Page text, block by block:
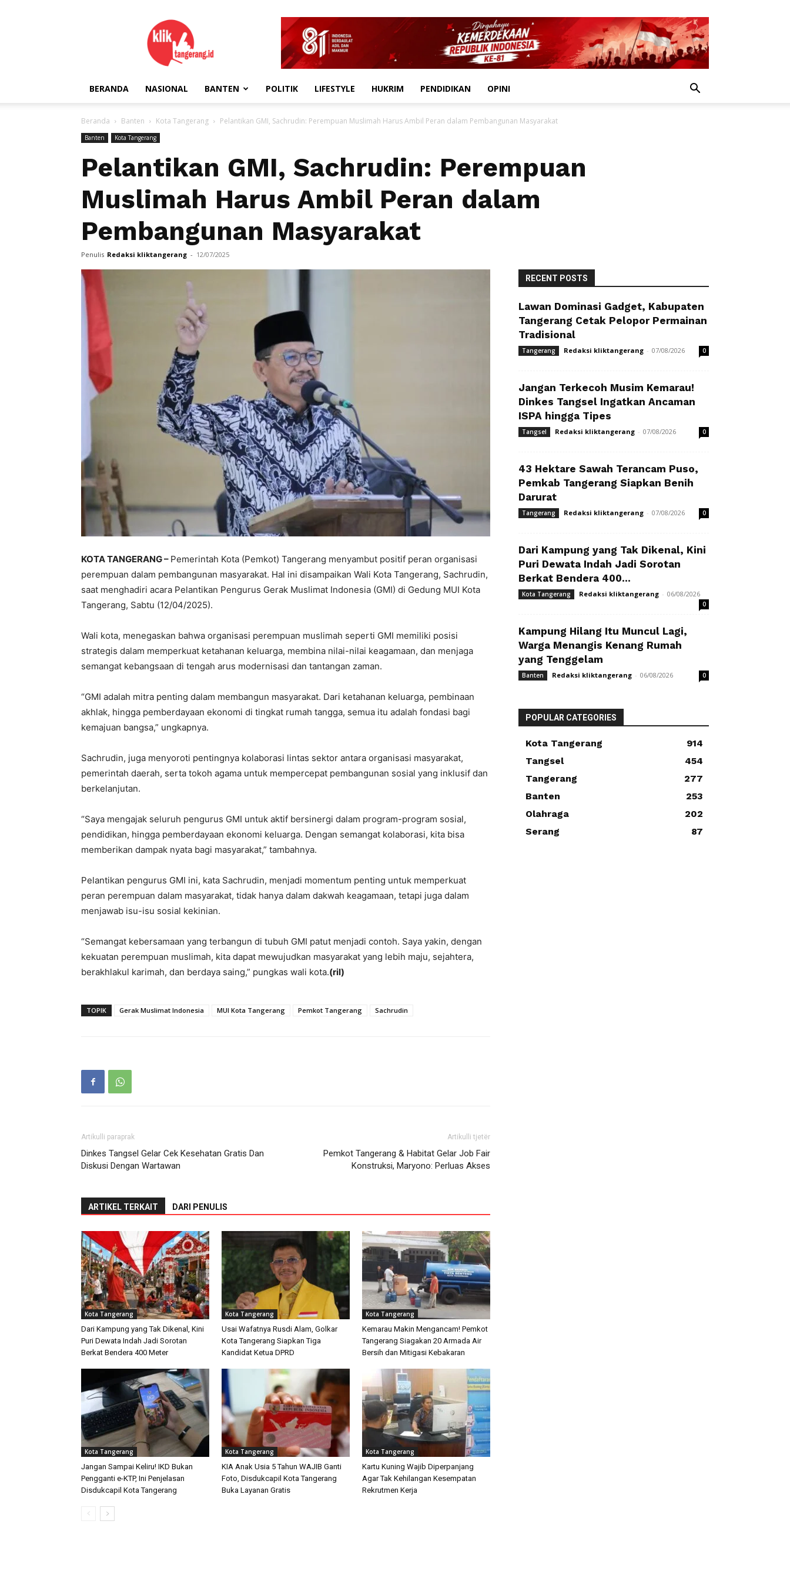
kliktangerang.id
BERANDA NASIONAL BANTEN POLITIK LIFESTYLE HUKRIM PENDIDIKAN OPINI
Beranda Banten Kota Tangerang Pelantikan GMI, Sachrudin: Perempuan Muslimah Harus Ambil Peran dalam Pembangunan Masyarakat
Banten Kota Tangerang
Pelantikan GMI, Sachrudin: Perempuan
Muslimah Harus Ambil Peran dalam
Pembangunan Masyarakat
Penulis Redaksi kliktangerang - 12/07/2025
KOTA TANGERANG – Pemerintah Kota (Pemkot) Tangerang menyambut positif peran organisasi
perempuan dalam pembangunan masyarakat. Hal ini disampaikan Wali Kota Tangerang, Sachrudin,
saat menghadiri acara Pelantikan Pengurus Gerak Muslimat Indonesia (GMI) di Gedung MUI Kota
Tangerang, Sabtu (12/04/2025).
Wali kota, menegaskan bahwa organisasi perempuan muslimah seperti GMI memiliki posisi
strategis dalam memperkuat ketahanan keluarga, membina nilai-nilai keagamaan, dan menjaga
semangat kebangsaan di tengah arus modernisasi dan tantangan zaman.
“GMI adalah mitra penting dalam membangun masyarakat. Dari ketahanan keluarga, pembinaan
akhlak, hingga pemberdayaan ekonomi di tingkat rumah tangga, semua itu adalah fondasi bagi
kemajuan bangsa,” ungkapnya.
Sachrudin, juga menyoroti pentingnya kolaborasi lintas sektor antara organisasi masyarakat,
pemerintah daerah, serta tokoh agama untuk mempercepat pembangunan sosial yang inklusif dan
berkelanjutan.
“Saya mengajak seluruh pengurus GMI untuk aktif bersinergi dalam program-program sosial,
pendidikan, hingga pemberdayaan ekonomi keluarga. Dengan semangat kolaborasi, kita bisa
memberikan dampak nyata bagi masyarakat,” tambahnya.
Pelantikan pengurus GMI ini, kata Sachrudin, menjadi momentum penting untuk memperkuat
peran perempuan dalam masyarakat, tidak hanya dalam dakwah keagamaan, tetapi juga dalam
menjawab isu-isu sosial kekinian.
“Semangat kebersamaan yang terbangun di tubuh GMI patut menjadi contoh. Saya yakin, dengan
kekuatan perempuan muslimah, kita dapat mewujudkan masyarakat yang lebih maju, sejahtera,
berakhlakul karimah, dan berdaya saing,” pungkas wali kota.(ril)
TOPIK Gerak Muslimat Indonesia MUI Kota Tangerang Pemkot Tangerang Sachrudin
Artikulli paraprak
Dinkes Tangsel Gelar Cek Kesehatan Gratis Dan
Diskusi Dengan Wartawan
Artikulli tjetër
Pemkot Tangerang & Habitat Gelar Job Fair
Konstruksi, Maryono: Perluas Akses
ARTIKEL TERKAIT DARI PENULIS
Kota Tangerang
Dari Kampung yang Tak Dikenal, Kini
Puri Dewata Indah Jadi Sorotan
Berkat Bendera 400 Meter
Kota Tangerang
Usai Wafatnya Rusdi Alam, Golkar
Kota Tangerang Siapkan Tiga
Kandidat Ketua DPRD
Kota Tangerang
Kemarau Makin Mengancam! Pemkot
Tangerang Siagakan 20 Armada Air
Bersih dan Mitigasi Kebakaran
Kota Tangerang
Jangan Sampai Keliru! IKD Bukan
Pengganti e-KTP, Ini Penjelasan
Disdukcapil Kota Tangerang
Kota Tangerang
KIA Anak Usia 5 Tahun WAJIB Ganti
Foto, Disdukcapil Kota Tangerang
Buka Layanan Gratis
Kota Tangerang
Kartu Kuning Wajib Diperpanjang
Agar Tak Kehilangan Kesempatan
Rekrutmen Kerja
RECENT POSTS
Lawan Dominasi Gadget, Kabupaten
Tangerang Cetak Pelopor Permainan
Tradisional
Tangerang Redaksi kliktangerang - 07/08/2026 0
Jangan Terkecoh Musim Kemarau!
Dinkes Tangsel Ingatkan Ancaman
ISPA hingga Tipes
Tangsel Redaksi kliktangerang - 07/08/2026 0
43 Hektare Sawah Terancam Puso,
Pemkab Tangerang Siapkan Benih
Darurat
Tangerang Redaksi kliktangerang - 07/08/2026 0
Dari Kampung yang Tak Dikenal, Kini
Puri Dewata Indah Jadi Sorotan
Berkat Bendera 400...
Kota Tangerang Redaksi kliktangerang - 06/08/2026
0
Kampung Hilang Itu Muncul Lagi,
Warga Menangis Kenang Rumah
yang Tenggelam
Banten Redaksi kliktangerang - 06/08/2026 0
POPULAR CATEGORIES
Kota Tangerang
914
Tangsel
454
Tangerang
277
Banten
253
Olahraga
202
Serang
87